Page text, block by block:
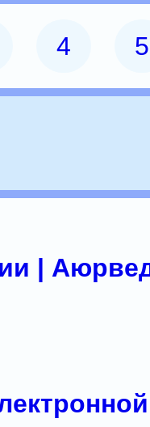
4 5
|